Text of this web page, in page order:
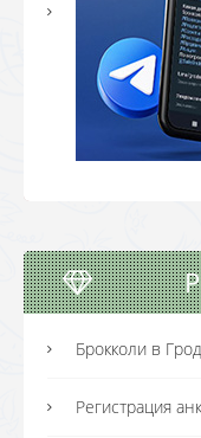
Брокколи в
Регистрация